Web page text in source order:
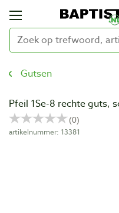
Gutsen
Pfeil 1Se-8 rechte guts,
artikelnummer: 13381